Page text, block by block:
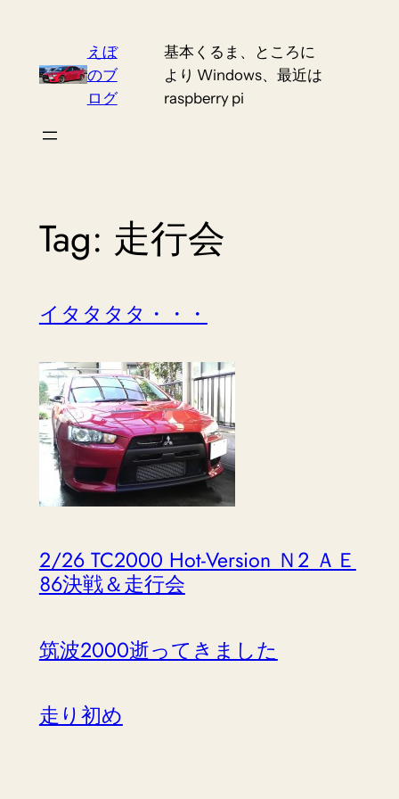
content
えぼ
のブ
ログ
基本くるま、ところに
より Windows、最近は
raspberry pi
Tag: 走行会
イタタタタ・・・
2/26 TC2000 Hot-Version Ｎ２ ＡＥ
８６決戦＆走行会
筑波2000逝ってきました
走り初め